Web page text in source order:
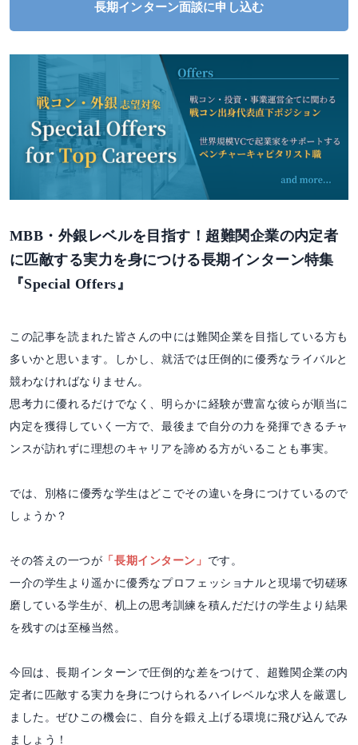
長期インターン面談に申し込む
MBB・外銀レベルを目指す！超難関企業の内定者
に匹敵する実力を身につける長期インターン特集
『Special Offers』
この記事を読まれた皆さんの中には難関企業を目指している方も
多いかと思います。しかし、就活では圧倒的に優秀なライバルと
競わなければなりません。
思考力に優れるだけでなく、明らかに経験が豊富な彼らが順当に
内定を獲得していく一方で、最後まで自分の力を発揮できるチャ
ンスが訪れずに理想のキャリアを諦める方がいることも事実。
では、別格に優秀な学生はどこでその違いを身につけているので
しょうか？
その答えの一つが 「長期インターン」 です。
一介の学生より遥かに優秀なプロフェッショナルと現場で切磋琢
磨している学生が、机上の思考訓練を積んだだけの学生より結果
を残すのは至極当然。
今回は、長期インターンで圧倒的な差をつけて、超難関企業の内
定者に匹敵する実力を身につけられるハイレベルな求人を厳選し
ました。ぜひこの機会に、自分を鍛え上げる環境に飛び込んでみ
ましょう！